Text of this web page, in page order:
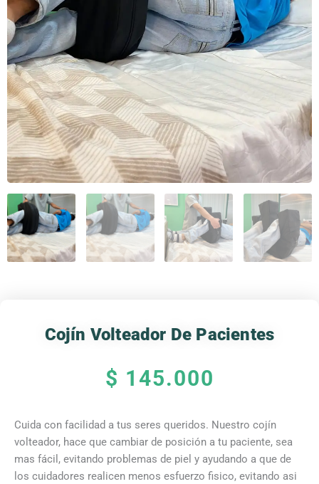
Cojín Volteador De Pacientes
$ 145.000
Cuida con facilidad a tus seres queridos. Nuestro cojín
volteador, hace que cambiar de posición a tu paciente, sea
mas fácil, evitando problemas de piel y ayudando a que de
los cuidadores realicen menos esfuerzo fisico, evitando asi